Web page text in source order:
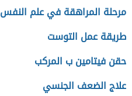
مرحلة المراهقة في علم النفس
طريقة عمل التوست
حقن فيتامين ب المركب
علاج الضعف الجنسي